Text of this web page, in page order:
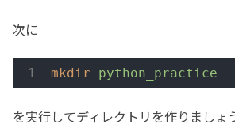
次に
mkdir python_practice
を実行してディレクトリを作りましょ